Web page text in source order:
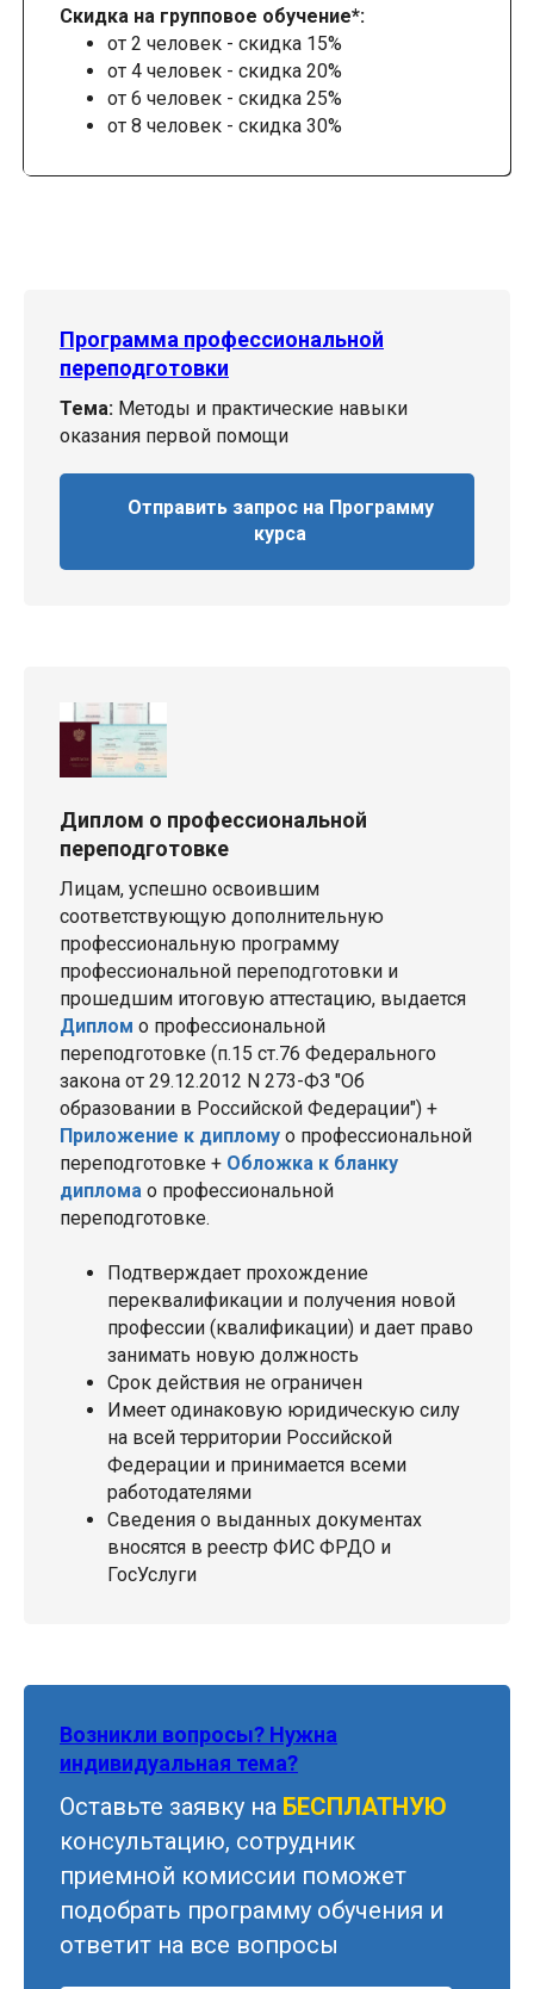
Скидка на групповое обучение*:
от 2 человек - скидка 15%
от 4 человек - скидка 20%
от 6 человек - скидка 25%
от 8 человек - скидка 30%
Программа профессиональной
переподготовки
Тема: Методы и практические навыки
оказания первой помощи
Отправить запрос на Программу
курса
Диплом о профессиональной
переподготовке
Лицам, успешно освоившим
соответствующую дополнительную
профессиональную программу
профессиональной переподготовки и
прошедшим итоговую аттестацию, выдается
Диплом о профессиональной
переподготовке (п.15 ст.76 Федерального
закона от 29.12.2012 N 273-ФЗ "Об
образовании в Российской Федерации") +
Приложение к диплому о профессиональной
переподготовке + Обложка к бланку
диплома о профессиональной
переподготовке.
Подтверждает прохождение
переквалификации и получения новой
профессии (квалификации) и дает право
занимать новую должность
Срок действия не ограничен
Имеет одинаковую юридическую силу
на всей территории Российской
Федерации и принимается всеми
работодателями
Сведения о выданных документах
вносятся в реестр ФИС ФРДО и
ГосУслуги
Возникли вопросы? Нужна
индивидуальная тема?
Оставьте заявку на БЕСПЛАТНУЮ
консультацию, сотрудник
приемной комиссии поможет
подобрать программу обучения и
ответит на все вопросы